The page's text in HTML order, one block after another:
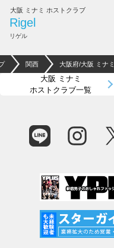
大阪 ミナミ ホストクラブ
Rigel
リゲル
関西 大阪府/大阪 ミナミ
大阪 ミナミ
ホストクラブ一覧